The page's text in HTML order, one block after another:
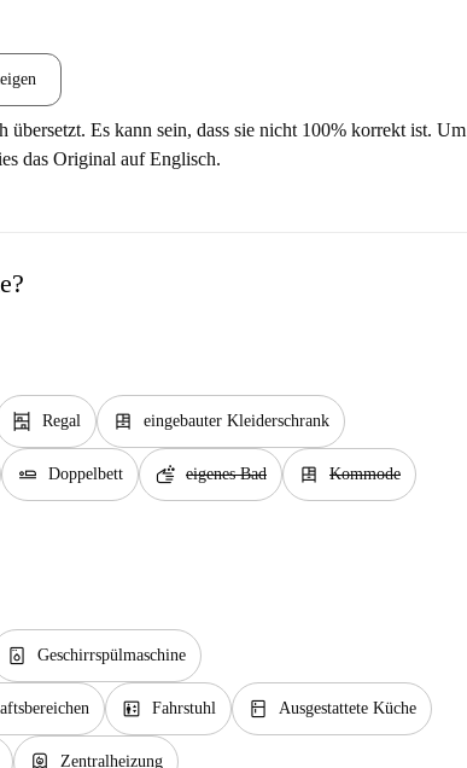
übersetzt. Es kann sein, dass sie nicht 100% korrekt ist. Um
das Original auf Englisch.
shelves Regal dresser eingebauter Kleiderschrank
airline_seat_flat Doppelbett soap eigenes Bad dresser Kommode
dishwasher_gen Geschirrspülmaschine
elevator Fahrstuhl kitchen Ausgestattete Küche
water_heater Zentralheizung